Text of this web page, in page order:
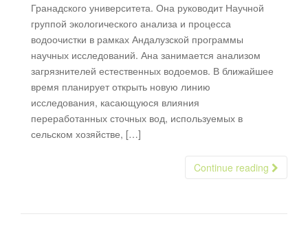
Гранадского университета. Она руководит Научной
группой экологического анализа и процесса
водоочистки в рамках Андалузской программы
научных исследований. Ана занимается анализом
загрязнителей естественных водоемов. В ближайшее
время планирует открыть новую линию
исследования, касающуюся влияния
переработанных сточных вод, используемых в
сельском хозяйстве, […]
Continue reading